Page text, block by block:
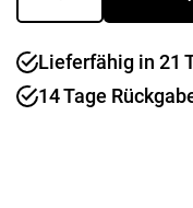
Strangpress
Lieferfähig in 21
14 Tage